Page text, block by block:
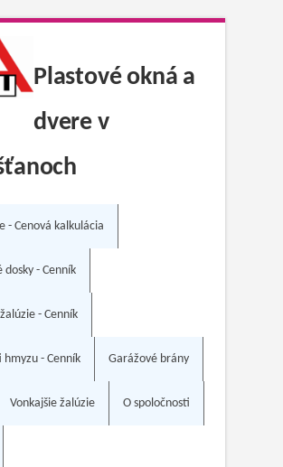
Plastové okná a
dvere v
- Cenová kalkulácia
dosky - Cenník
- Cenník
- Cenník Garážové brány
Vonkajšie žalúzie O spoločnosti